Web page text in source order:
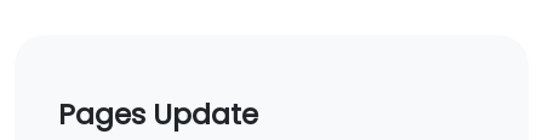
Pages Update